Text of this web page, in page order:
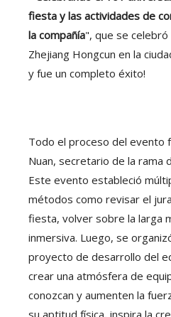
fiesta y las actividades de
la compañía", que se
Zhejiang Hongcun en la
y fue un completo éxito!
Todo el proceso del evento
Nuan, secretario de la rama
Este evento estableció
métodos como revisar el
fiesta, volver sobre la larga
inmersiva. Luego, se
proyecto de desarrollo del
crear una atmósfera de
conozcan y aumenten la
su aptitud física, inspira la